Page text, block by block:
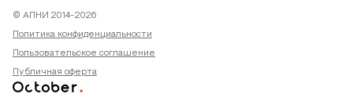
© АПНИ 2014-2026
Политика конфиденциальности
Пользовательское соглашение
Публичная оферта